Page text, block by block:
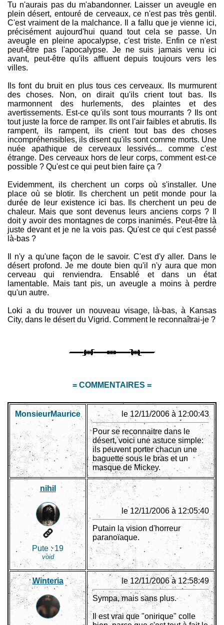
Tu n'aurais pas du m'abandonner. Laisser un aveugle en
plein désert, entouré de cerveaux, ce n'est pas très gentil.
C'est vraiment de la malchance. Il a fallu que je vienne ici,
précisément aujourd'hui quand tout cela se passe. Un
aveugle en pleine apocalypse, c'est triste. Enfin ce n'est
peut-être pas l'apocalypse. Je ne suis jamais venu ici
avant, peut-être qu'ils affluent depuis toujours vers les
villes.
Ils font du bruit en plus tous ces cerveaux. Ils murmurent
des choses. Non, on dirait qu'ils crient tout bas. Ils
marmonnent des hurlements, des plaintes et des
avertissements. Est-ce qu'ils sont tous mourrants ? Ils ont
tout juste la force de ramper. Ils ont l'air faibles et abrutis. Ils
rampent, ils rampent, ils crient tout bas des choses
incompréhensibles, ils disent qu'ils sont comme morts. Une
nuée apathique de cerveaux lessivés... comme c'est
étrange. Des cerveaux hors de leur corps, comment est-ce
possible ? Qu'est ce qui peut bien faire ça ?
Evidemment, ils cherchent un corps où s'installer. Une
place où se blotir. Ils cherchent un petit monde pour la
durée de leur existence ici bas. Ils cherchent un peu de
chaleur. Mais que sont devenus leurs anciens corps ? Il
doit y avoir des montagnes de corps inanimés. Peut-être là
juste devant et je ne la vois pas. Qu'est ce qui c'est passé
là-bas ?
Il n'y a qu'une façon de le savoir. C'est d'y aller. Dans le
désert profond. Je me doute bien qu'il n'y aura que mon
cerveau qui renviendra. Ensablé et dans un état
lamentable. Mais tant pis, un aveugle a moins à perdre
qu'un autre.
Loki a du trouver un nouveau visage, là-bas, à Kansas
City, dans le désert du Vigrid. Comment le reconnaîtrai-je ?
= COMMENTAIRES =
MonsieurMaurice le 12/11/2006 à 12:00:43
Pour se reconnaitre dans le
désert, voici une astuce simple:
ils peuvent porter chacun une
baguette sous le bras et un
masque de Mickey.
nihil
Pute :19
void
le 12/11/2006 à 12:05:40
Putain la vision d'horreur
paranoïaque.
Winteria le 12/11/2006 à 12:58:49
Sympa, mais sans plus.
Il est vrai que "onirique" colle